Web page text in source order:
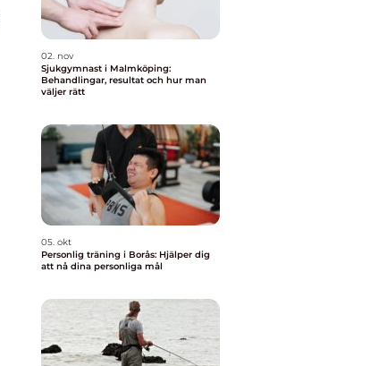
02. nov
Sjukgymnast i Malmköping:
Behandlingar, resultat och hur man
väljer rätt
05. okt
Personlig träning i Borås: Hjälper dig
att nå dina personliga mål